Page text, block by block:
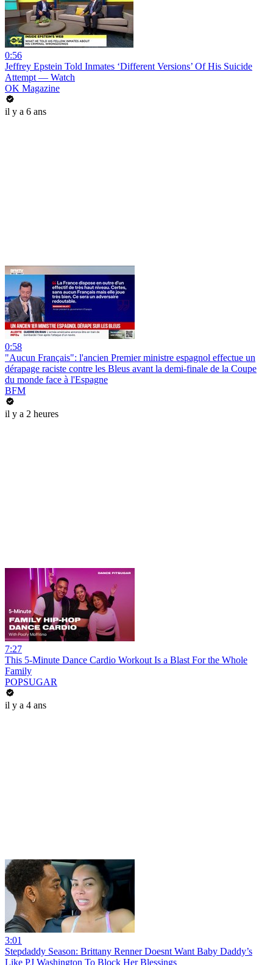
0:56
Jeffrey Epstein Told Inmates ‘Different Versions’ Of His Suicide
Attempt — Watch
OK Magazine
il y a 6 ans
0:58
"Aucun Français": l'ancien Premier ministre espagnol effectue un
dérapage raciste contre les Bleus avant la demi-finale de la Coupe
du monde face à l'Espagne
BFM
il y a 2 heures
7:27
This 5-Minute Dance Cardio Workout Is a Blast For the Whole
Family
POPSUGAR
il y a 4 ans
3:01
Stepdaddy Season: Brittany Renner Doesnt Want Baby Daddy’s
Like PJ Washington To Block Her Blessings